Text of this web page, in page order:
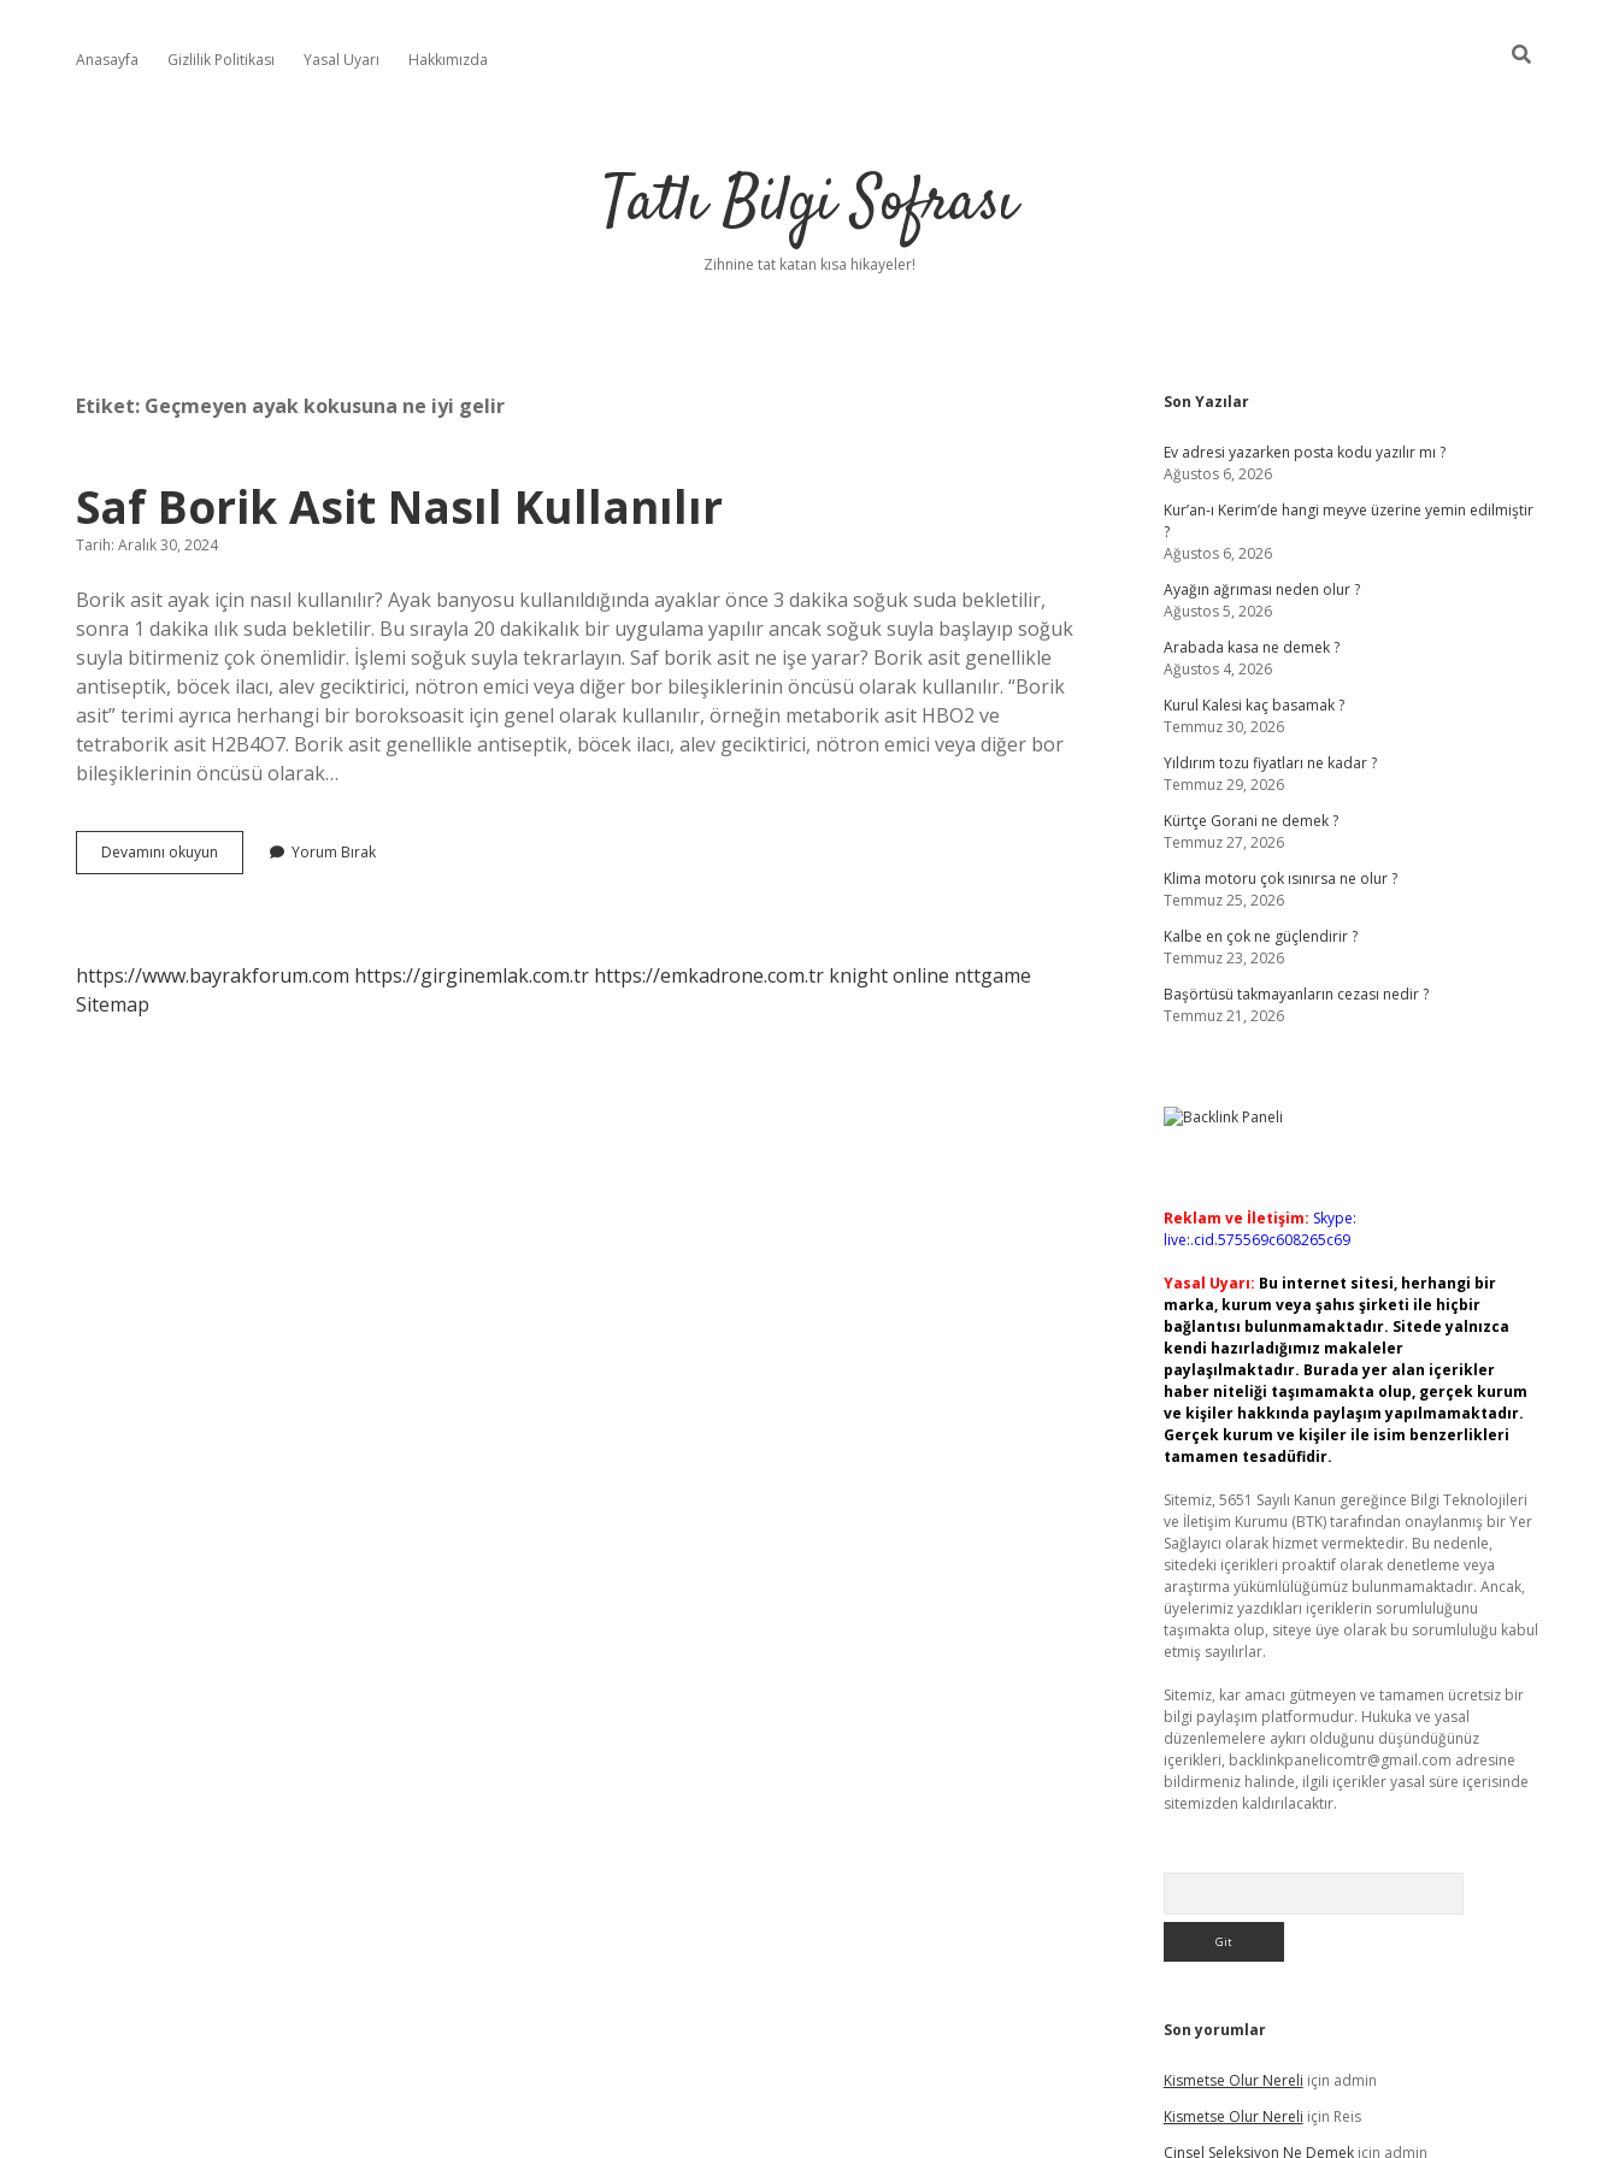
Anasayfa Gizlilik Politikası Yasal Uyarı Hakkımızda
Tatlı Bilgi Sofrası
Zihnine tat katan kısa hikayeler!
Etiket: Geçmeyen ayak kokusuna ne iyi gelir
Saf Borik Asit Nasıl Kullanılır
Tarih: Aralık 30, 2024
Borik asit ayak için nasıl kullanılır? Ayak banyosu kullanıldığında ayaklar önce 3 dakika soğuk suda bekletilir,
sonra 1 dakika ılık suda bekletilir. Bu sırayla 20 dakikalık bir uygulama yapılır ancak soğuk suyla başlayıp soğuk
suyla bitirmeniz çok önemlidir. İşlemi soğuk suyla tekrarlayın. Saf borik asit ne işe yarar? Borik asit genellikle
antiseptik, böcek ilacı, alev geciktirici, nötron emici veya diğer bor bileşiklerinin öncüsü olarak kullanılır. “Borik
asit” terimi ayrıca herhangi bir boroksoasit için genel olarak kullanılır, örneğin metaborik asit HBO2 ve
tetraborik asit H2B4O7. Borik asit genellikle antiseptik, böcek ilacı, alev geciktirici, nötron emici veya diğer bor
bileşiklerinin öncüsü olarak…
Devamını okuyun
Borik
Yorum Bırak
https://www.bayrakforum.com https://girginemlak.com.tr https://emkadrone.com.tr knight online nttgame
Sitemap
Sidebar
Son Yazılar
Ev adresi yazarken posta kodu yazılır mı ?
Ağustos 6, 2026
Kur’an-ı Kerim’de hangi meyve üzerine yemin edilmiştir
?
Ağustos 6, 2026
Ayağın ağrıması neden olur ?
Ağustos 5, 2026
Arabada kasa ne demek ?
Ağustos 4, 2026
Kurul Kalesi kaç basamak ?
Temmuz 30, 2026
Yıldırım tozu fiyatları ne kadar ?
Temmuz 29, 2026
Kürtçe Gorani ne demek ?
Temmuz 27, 2026
Klima motoru çok ısınırsa ne olur ?
Temmuz 25, 2026
Kalbe en çok ne güçlendirir ?
Temmuz 23, 2026
Başörtüsü takmayanların cezası nedir ?
Temmuz 21, 2026
Reklam ve İletişim: Skype:
live:.cid.575569c608265c69
Yasal Uyarı: Bu internet sitesi, herhangi bir
marka, kurum veya şahıs şirketi ile hiçbir
bağlantısı bulunmamaktadır. Sitede yalnızca
kendi hazırladığımız makaleler
paylaşılmaktadır. Burada yer alan içerikler
haber niteliği taşımamakta olup, gerçek kurum
ve kişiler hakkında paylaşım yapılmamaktadır.
Gerçek kurum ve kişiler ile isim benzerlikleri
tamamen tesadüfidir.
Sitemiz, 5651 Sayılı Kanun gereğince Bilgi Teknolojileri
ve İletişim Kurumu (BTK) tarafından onaylanmış bir Yer
Sağlayıcı olarak hizmet vermektedir. Bu nedenle,
sitedeki içerikleri proaktif olarak denetleme veya
araştırma yükümlülüğümüz bulunmamaktadır. Ancak,
üyelerimiz yazdıkları içeriklerin sorumluluğunu
taşımakta olup, siteye üye olarak bu sorumluluğu kabul
etmiş sayılırlar.
Sitemiz, kar amacı gütmeyen ve tamamen ücretsiz bir
bilgi paylaşım platformudur. Hukuka ve yasal
düzenlemelere aykırı olduğunu düşündüğünüz
içerikleri, backlinkpanelicomtr@gmail.com adresine
bildirmeniz halinde, ilgili içerikler yasal süre içerisinde
sitemizden kaldırılacaktır.
Son yorumlar
Kismetse Olur Nereli için admin
Kismetse Olur Nereli için Reis
Cinsel Seleksiyon Ne Demekiçin admin